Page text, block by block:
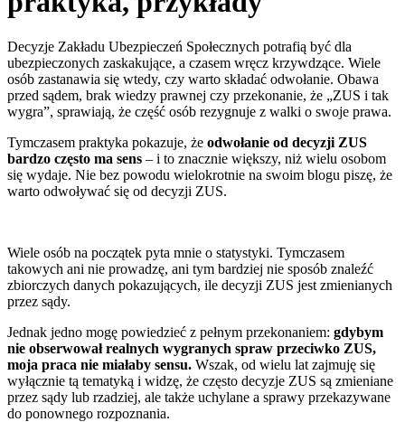
Decyzje Zakładu Ubezpieczeń Społecznych potrafią być dla
ubezpieczonych zaskakujące, a czasem wręcz krzywdzące. Wiele
osób zastanawia się wtedy, czy warto składać odwołanie. Obawa
przed sądem, brak wiedzy prawnej czy przekonanie, że „ZUS i tak
wygra”, sprawiają, że część osób rezygnuje z walki o swoje prawa.
Tymczasem praktyka pokazuje, że odwołanie od decyzji ZUS
bardzo często ma sens – i to znacznie większy, niż wielu osobom
się wydaje. Nie bez powodu wielokrotnie na swoim blogu piszę, że
warto odwoływać się od decyzji ZUS.
Wiele osób na początek pyta mnie o statystyki. Tymczasem
takowych ani nie prowadzę, ani tym bardziej nie sposób znaleźć
zbiorczych danych pokazujących, ile decyzji ZUS jest zmienianych
przez sądy.
Jednak jedno mogę powiedzieć z pełnym przekonaniem: gdybym
nie obserwował realnych wygranych spraw przeciwko ZUS,
moja praca nie miałaby sensu. Wszak, od wielu lat zajmuję się
wyłącznie tą tematyką i widzę, że często decyzje ZUS są zmieniane
przez sądy lub rzadziej, ale także uchylane a sprawy przekazywane
do ponownego rozpoznania.